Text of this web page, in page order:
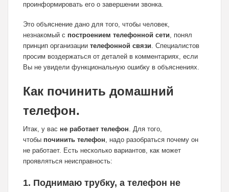
проинформировать его о завершении звонка.
Это объяснение дано для того, чтобы человек,
незнакомый с построением телефонной сети, понял
принцип организации телефонной связи. Специалистов
просим воздержаться от деталей в комментариях, если
Вы не увидели функциональную ошибку в объяснениях.
Как починить домашний
телефон.
Итак, у вас не работает телефон. Для того,
чтобы починить телефон, надо разобраться почему он
не работает. Есть несколько вариантов, как может
проявляться неисправность:
1. Поднимаю трубку, а телефон не